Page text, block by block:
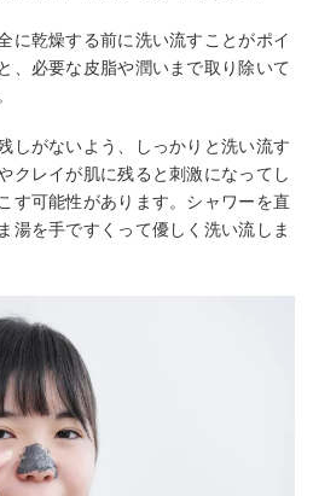
に乾燥する前に洗い流すことがポイ
、必要な皮脂や潤いまで取り除いて
しがないよう、しっかりと洗い流す
クレイが肌に残ると刺激になってし
す可能性があります。シャワーを直
湯を手ですくって優しく洗い流しま